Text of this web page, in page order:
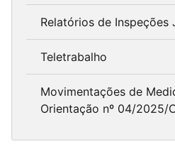
Relatórios de Inspeções
Teletrabalho
Movimentações de
Orientação nº 04/2025/